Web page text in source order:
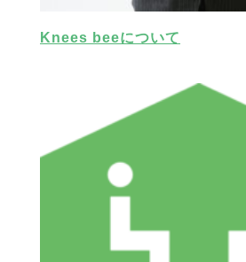
Knees beeについて